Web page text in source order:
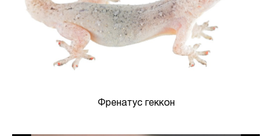
Френатус геккон